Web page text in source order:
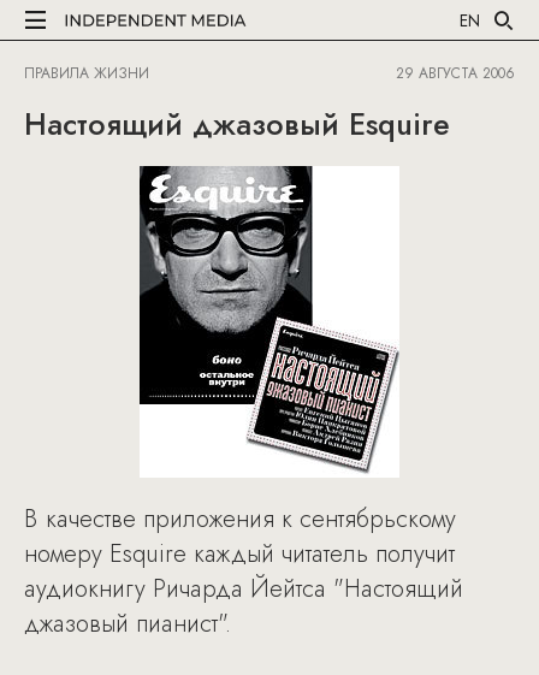
EN
ПРАВИЛА ЖИЗНИ 29 АВГУСТА 2006
Настоящий джазовый Esquire
В качестве приложения к сентябрьскому
номеру Esquire каждый читатель получит
аудиокнигу Ричарда Йейтса "Настоящий
джазовый пианист".